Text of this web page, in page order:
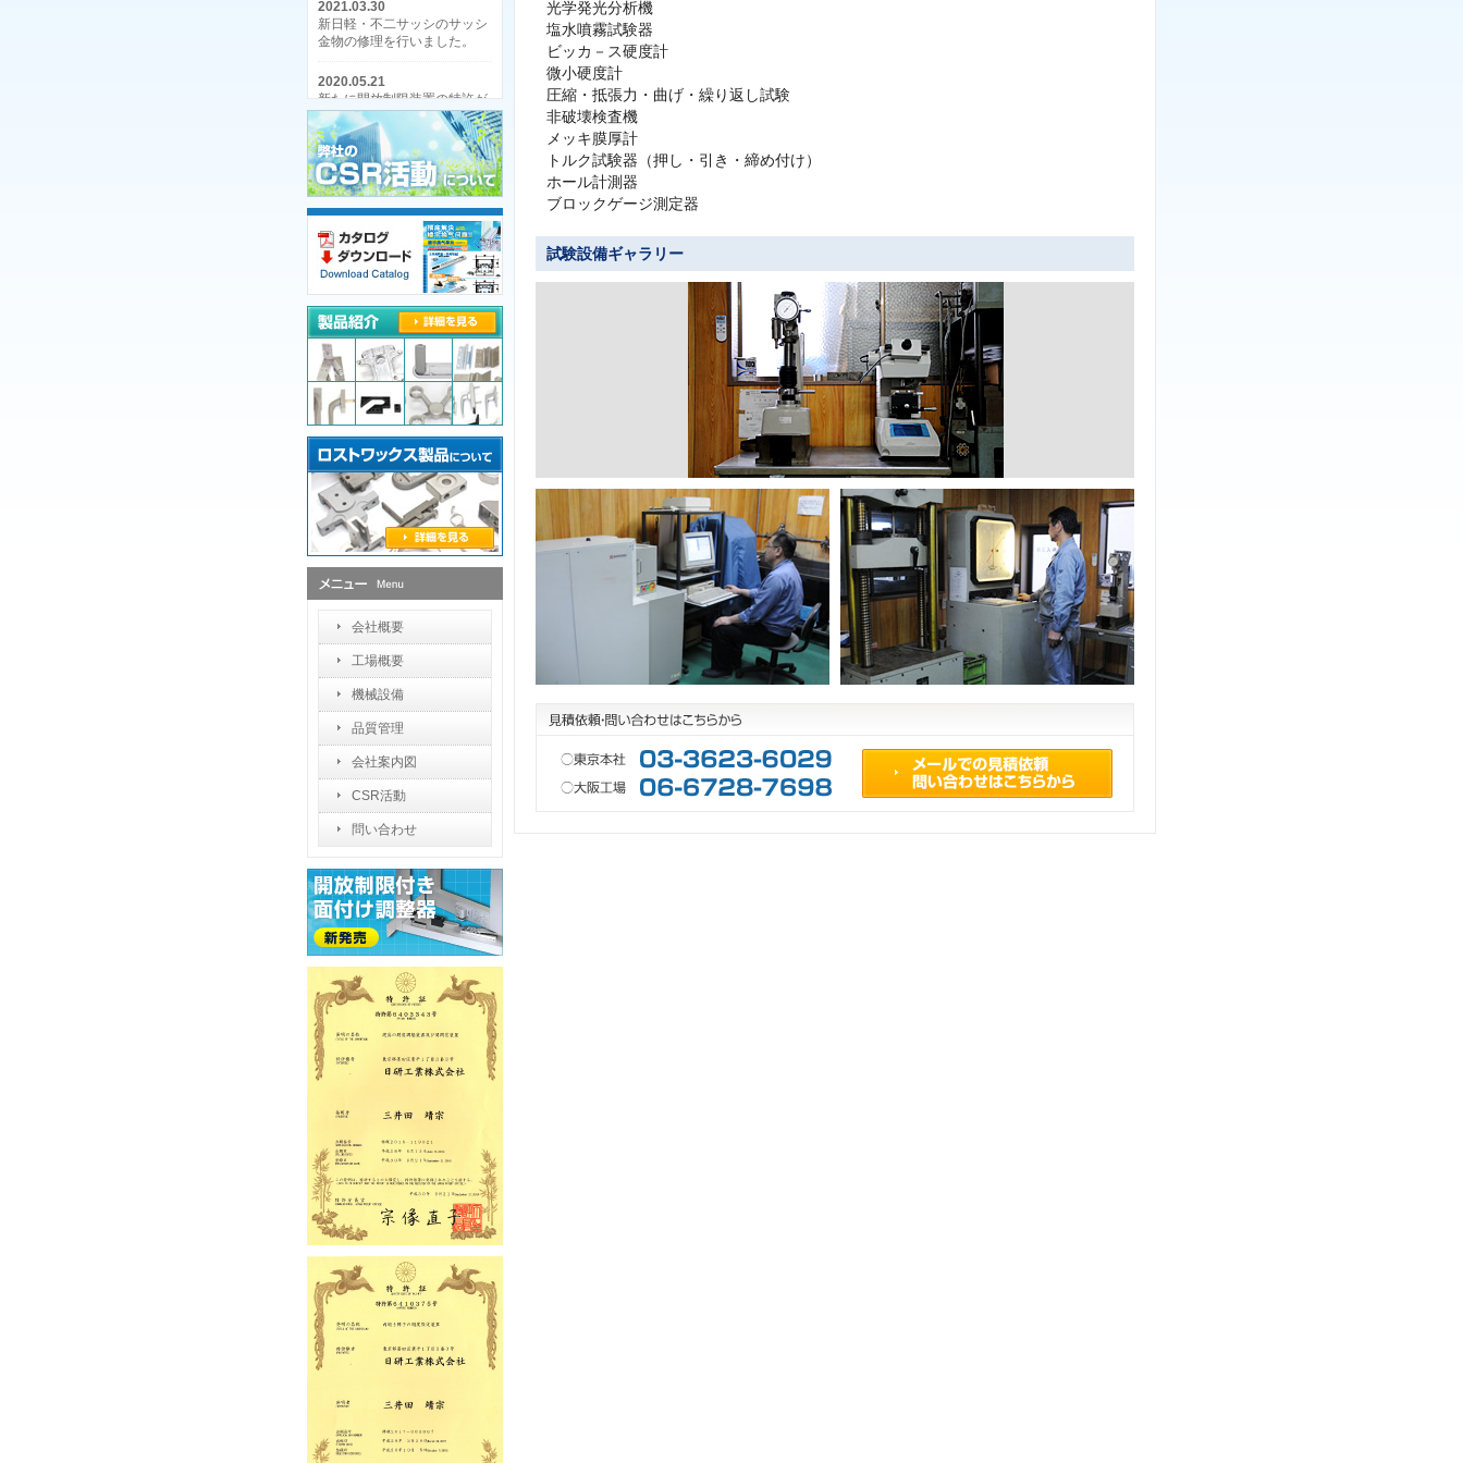
2021.03.30
新日軽・不二サッシのサッシ
金物の修理を行いました。
2020.05.21
新たに開放制限装置の特許が
登録されました。[登録番号
6666618号]
2013.09.28
開放制限付き面付け調整器の
特許を取得しました。[登録番
2012.01.18
新製品：開放制限付き面付け
た。
2011.08.12
機械整備の写真をアップ致し
ました！
2011.08.08
ホームページをリニューアル
致しました！
会社概要
工場概要
機械設備
品質管理
会社案内図
CSR活動
問い合わせ
光学発光分析機
塩水噴霧試験器
ビッカ－ス硬度計
微小硬度計
圧縮・抵張力・曲げ・繰り返し試験
非破壊検査機
メッキ膜厚計
トルク試験器（押し・引き・締め付け）
ホール計測器
ブロックゲージ測定器
試験設備ギャラリー